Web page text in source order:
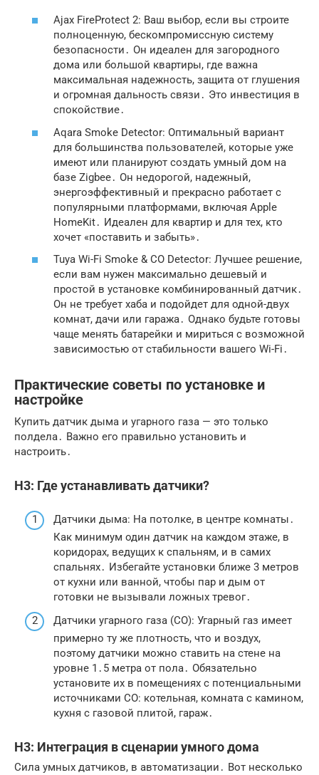
Ajax FireProtect 2: Ваш выбор, если вы строите
полноценную, бескомпромиссную систему
безопасности․ Он идеален для загородного
дома или большой квартиры, где важна
максимальная надежность, защита от глушения
и огромная дальность связи․ Это инвестиция в
спокойствие․
Aqara Smoke Detector: Оптимальный вариант
для большинства пользователей, которые уже
имеют или планируют создать умный дом на
базе Zigbee․ Он недорогой, надежный,
энергоэффективный и прекрасно работает с
популярными платформами, включая Apple
HomeKit․ Идеален для квартир и для тех, кто
хочет «поставить и забыть»․
Tuya Wi-Fi Smoke & CO Detector: Лучшее решение,
если вам нужен максимально дешевый и
простой в установке комбинированный датчик․
Он не требует хаба и подойдет для одной-двух
комнат, дачи или гаража․ Однако будьте готовы
чаще менять батарейки и мириться с возможной
зависимостью от стабильности вашего Wi-Fi․
Практические советы по установке и
настройке
Купить датчик дыма и угарного газа — это только
полдела․ Важно его правильно установить и
настроить․
H3: Где устанавливать датчики?
Датчики дыма: На потолке, в центре комнаты․
Как минимум один датчик на каждом этаже, в
коридорах, ведущих к спальням, и в самих
спальнях․ Избегайте установки ближе 3 метров
от кухни или ванной, чтобы пар и дым от
готовки не вызывали ложных тревог․
Датчики угарного газа (CO): Угарный газ имеет
примерно ту же плотность, что и воздух,
поэтому датчики можно ставить на стене на
уровне 1․5 метра от пола․ Обязательно
установите их в помещениях с потенциальными
источниками CO: котельная, комната с камином,
кухня с газовой плитой, гараж․
H3: Интеграция в сценарии умного дома
Сила умных датчиков, в автоматизации․ Вот несколько